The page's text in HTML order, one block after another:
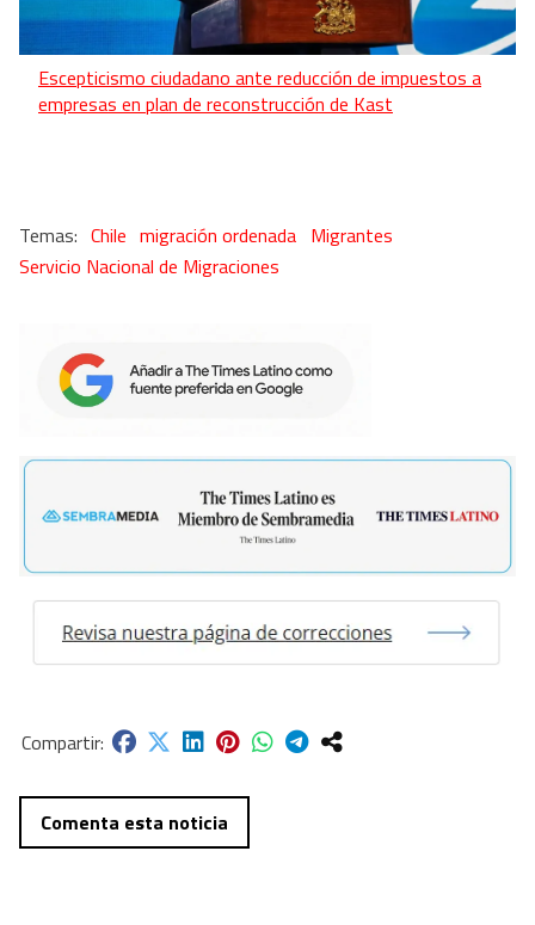
Escepticismo ciudadano ante reducción de impuestos a
empresas en plan de reconstrucción de Kast
Chile migración ordenada Migrantes
Servicio Nacional de Migraciones
Comenta esta noticia